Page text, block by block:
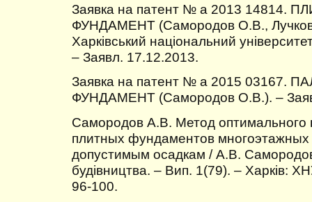
Заявка на патент № а 2013 14814.
ФУНДАМЕНТ (Самородов О.В.,
Харківський національний
– Заявл. 17.12.2013.
Заявка на патент № а 2015 03167.
ФУНДАМЕНТ (Самородов О.В.). –
Самородов А.В. Метод оптимального
плитных фундаментов
допустимым осадкам / А.В.
будівництва. – Вип. 1(79). – Харків:
96-100.